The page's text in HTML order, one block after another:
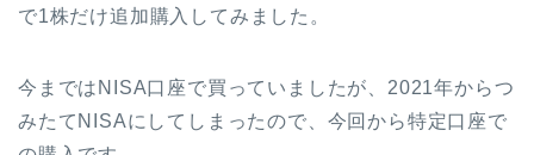
で1株だけ追加購入してみました。
今まではNISA口座で買っていましたが、2021年からつ
みたてNISAにしてしまったので、今回から特定口座で